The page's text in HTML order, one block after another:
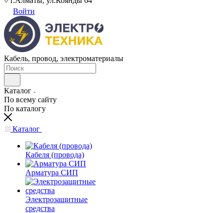
Войти
Кабель, провод, электроматериалы
Каталог
По всему сайту
По каталогу
Каталог
Кабеля (провода)
Арматура СИП
Электрозащитные
средства